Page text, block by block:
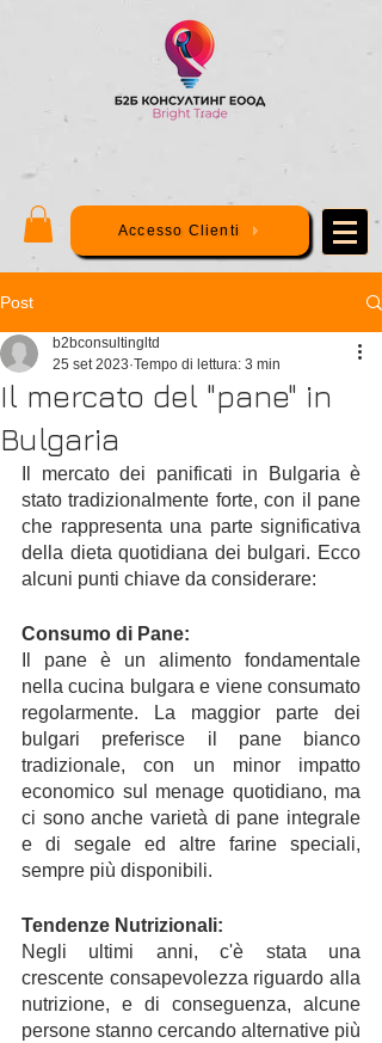
Accesso Clienti
Post
Il mercato del "pane" in
Bulgaria
b2bconsultingltd
25 set 2023 Tempo di lettura: 3 min
Il mercato dei panificati in Bulgaria è
stato tradizionalmente forte, con il pane
che rappresenta una parte significativa
della dieta quotidiana dei bulgari. Ecco
alcuni punti chiave da considerare:
Consumo di Pane:
Il pane è un alimento fondamentale
nella cucina bulgara e viene consumato
regolarmente. La maggior parte dei
bulgari preferisce il pane bianco
tradizionale, con un minor impatto
economico sul menage quotidiano, ma
ci sono anche varietà di pane integrale
e di segale ed altre farine speciali,
sempre più disponibili.
Tendenze Nutrizionali:
Negli ultimi anni, c'è stata una
crescente consapevolezza riguardo alla
nutrizione, e di conseguenza, alcune
persone stanno cercando alternative più